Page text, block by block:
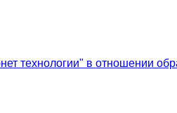
технологии" в отношении